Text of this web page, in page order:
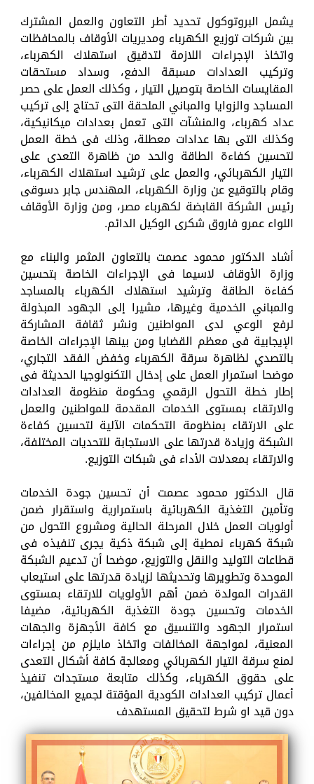
يشمل البروتوكول تحديد أطر التعاون والعمل المشترك
بين شركات توزيع الكهرباء ومديريات الأوقاف بالمحافظات
واتخاذ الإجراءات اللازمة لتدقيق استهلاك الكهرباء،
وتركيب العدادات مسبقة الدفع، وسداد مستحقات
المقايسات الخاصة بتوصيل التيار ، وكذلك العمل على حصر
المساجد والزوايا والمباني الملحقة التى تحتاج إلى تركيب
عداد كهرباء، والمنشآت التى تعمل بعدادات ميكانيكية،
وكذلك التى بها عدادات معطلة، وذلك فى خطة العمل
لتحسين كفاءة الطاقة والحد من ظاهرة التعدى على
التيار الكهربائي، والعمل على ترشيد استهلاك الكهرباء،
وقام بالتوقيع عن وزارة الكهرباء، المهندس جابر دسوقى
رئيس الشركة القابضة لكهرباء مصر، ومن وزارة الأوقاف
اللواء عمرو فاروق شكرى الوكيل الدائم.
أشاد الدكتور محمود عصمت بالتعاون المثمر والبناء مع
وزارة الأوقاف لاسيما فى الإجراءات الخاصة بتحسين
كفاءة الطاقة وترشيد استهلاك الكهرباء بالمساجد
والمباني الخدمية وغيرها، مشيرا إلى الجهود المبذولة
لرفع الوعي لدى المواطنين ونشر ثقافة المشاركة
الإيجابية فى معظم القضايا ومن بينها الإجراءات الخاصة
بالتصدي لظاهرة سرقة الكهرباء وخفض الفقد التجاري،
موضحا استمرار العمل على إدخال التكنولوجيا الحديثة فى
إطار خطة التحول الرقمي وحكومة منظومة العدادات
والارتقاء بمستوى الخدمات المقدمة للمواطنين والعمل
على الارتقاء بمنظومة التحكمات الآلية لتحسين كفاءة
الشبكة وزيادة قدرتها على الاستجابة للتحديات المختلفة،
والارتقاء بمعدلات الأداء فى شبكات التوزيع.
قال الدكتور محمود عصمت أن تحسين جودة الخدمات
وتأمين التغذية الكهربائية باستمرارية واستقرار ضمن
أولويات العمل خلال المرحلة الحالية ومشروع التحول من
شبكة كهرباء نمطية إلى شبكة ذكية يجرى تنفيذه فى
قطاعات التوليد والنقل والتوزيع، موضحا أن تدعيم الشبكة
الموحدة وتطويرها وتحديثها لزيادة قدرتها على استيعاب
القدرات المولدة ضمن أهم الأولويات للارتقاء بمستوى
الخدمات وتحسين جودة التغذية الكهربائية، مضيفا
استمرار الجهود والتنسيق مع كافة الأجهزة والجهات
المعنية، لمواجهة المخالفات واتخاذ مايلزم من إجراءات
لمنع سرقة التيار الكهربائي ومعالجة كافة أشكال التعدى
على حقوق الكهرباء، وكذلك متابعة مستجدات تنفيذ
أعمال تركيب العدادات الكودية المؤقتة لجميع المخالفين،
دون قيد او شرط لتحقيق المستهدف